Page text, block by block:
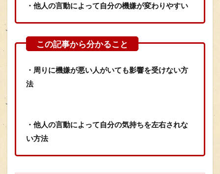
・他人の言動によって自分の機嫌が変わりやすい
・周りに機嫌が悪い人がいても影響を受けない方
法
・他人の言動によって自分の気持ちを左右されな
い方法